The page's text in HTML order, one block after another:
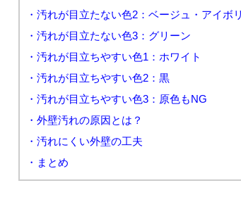
・汚れが目立たない色2：ベージュ・アイボ
・汚れが目立たない色3：グリーン
・汚れが目立ちやすい色1：ホワイト
・汚れが目立ちやすい色2：黒
・汚れが目立ちやすい色3：原色もNG
・外壁汚れの原因とは？
・汚れにくい外壁の工夫
・まとめ